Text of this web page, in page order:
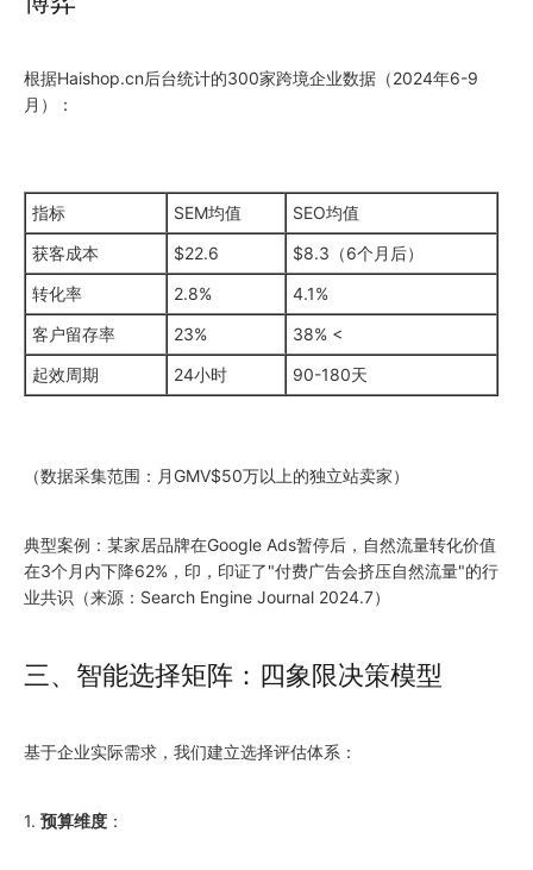
根据Haishop.cn后台统计的300家跨境企业数据（2024年6-9
月）：
指标 SEM均值
SEO均值
获客成本
$22.6
$8.3（6个月后）
转化率
2.8%
4.1%
客户留存率
23%
38% <
起效周期
24小时 90-180天
（数据采集范围：月GMV$50万以上的独立站卖家）
典型案例：某家居品牌在Google Ads暂停后，自然流量转化价值
在3个月内下降62%，印，印证了"付费广告会挤压自然流量"的行
业共识（来源：Search Engine Journal 2024.7）
三、智能选择矩阵：四象限决策模型
基于企业实际需求，我们建立选择评估体系：
1. 预算维度 ：